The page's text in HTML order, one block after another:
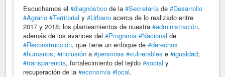
Escuchamos el #diagnóstico de la #Secretaría de #Desarrollo
#Agrario #Territorial y #Urbano acerca de lo realizado entre
2017 y 2018; los planteamientos de nuestra #administración,
además de los avances del #Programa #Nacional de
#Reconstrucción, que tiene un enfoque de #derechos
#humanos; #inclusión a #personas #vulnerables e #igualdad;
#transparencia, fortalecimiento del tejido #social y
recuperación de la #economía #local.